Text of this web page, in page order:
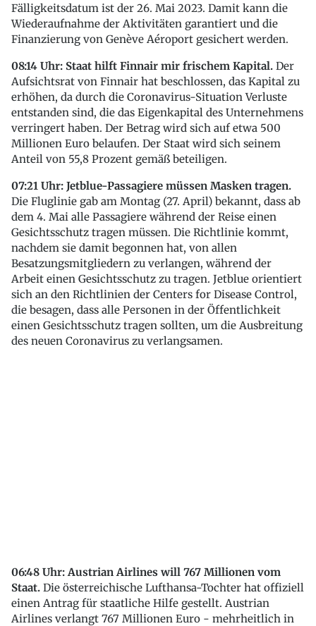
Fälligkeitsdatum ist der 26. Mai 2023. Damit kann die
Wiederaufnahme der Aktivitäten garantiert und die
Finanzierung von Genève Aéroport gesichert werden.
08:14 Uhr: Staat hilft Finnair mir frischem Kapital. Der
Aufsichtsrat von Finnair hat beschlossen, das Kapital zu
erhöhen, da durch die Coronavirus-Situation Verluste
entstanden sind, die das Eigenkapital des Unternehmens
verringert haben. Der Betrag wird sich auf etwa 500
Millionen Euro belaufen. Der Staat wird sich seinem
Anteil von 55,8 Prozent gemäß beteiligen.
07:21 Uhr: Jetblue-Passagiere müssen Masken tragen.
Die Fluglinie gab am Montag (27. April) bekannt, dass ab
dem 4. Mai alle Passagiere während der Reise einen
Gesichtsschutz tragen müssen. Die Richtlinie kommt,
nachdem sie damit begonnen hat, von allen
Besatzungsmitgliedern zu verlangen, während der
Arbeit einen Gesichtsschutz zu tragen. Jetblue orientiert
sich an den Richtlinien der Centers for Disease Control,
die besagen, dass alle Personen in der Öffentlichkeit
einen Gesichtsschutz tragen sollten, um die Ausbreitung
des neuen Coronavirus zu verlangsamen.
06:48 Uhr: Austrian Airlines will 767 Millionen vom
Staat. Die österreichische Lufthansa-Tochter hat offiziell
einen Antrag für staatliche Hilfe gestellt. Austrian
Airlines verlangt 767 Millionen Euro - mehrheitlich in